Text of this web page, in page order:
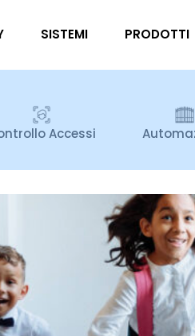
SISTEMI PRODOTTI
Accessi